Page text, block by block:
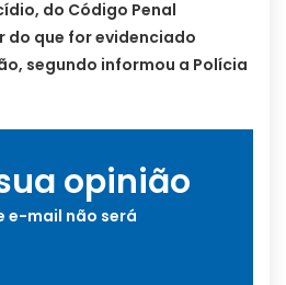
do Código Penal
do que for evidenciado
segundo informou a Polícia
opinião
e-mail não será